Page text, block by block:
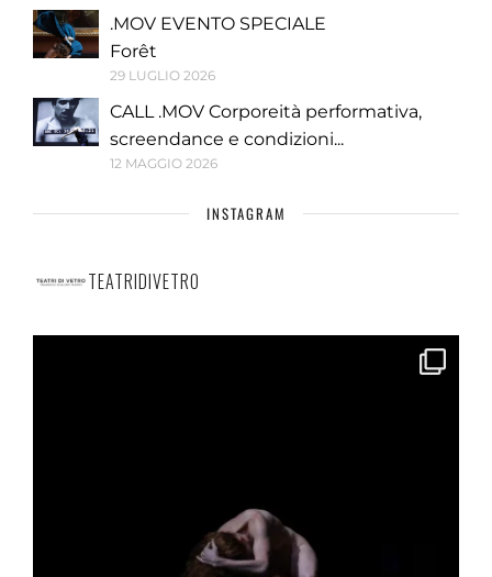
.MOV EVENTO SPECIALE
Forêt
29 LUGLIO 2026
CALL .MOV Corporeità performativa,
screendance e condizioni...
12 MAGGIO 2026
INSTAGRAM
TEATRIDIVETRO